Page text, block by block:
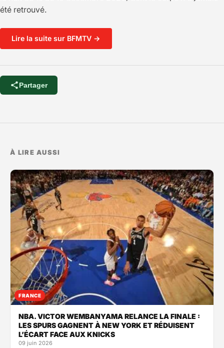
été retrouvé.
Lire la suite sur BFMTV →
Partager
À LIRE AUSSI
FRANCE
NBA. VICTOR WEMBANYAMA RELANCE LA FINALE :
LES SPURS GAGNENT À NEW YORK ET RÉDUISENT
L’ÉCART FACE AUX KNICKS
09 juin 2026